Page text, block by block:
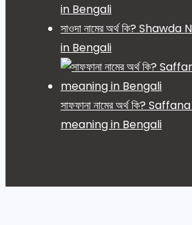
in Bengali
সাওদা নামের অর্থ কি?
in Bengali
সাফফানা নামের অর্থ কি?
meaning in Bengali